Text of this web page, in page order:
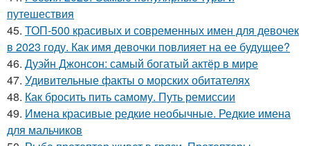
путешествия
45. ТОП-500 красивых и современных имен для девочек
в 2023 году. Как имя девочки повлияет на ее будущее?
46. Дуэйн Джонсон: самый богатый актёр в мире
47. Удивительные факты о морских обитателях
48. Как бросить пить самому. Путь ремиссии
49. Имена красивые редкие необычные. Редкие имена
для мальчиков